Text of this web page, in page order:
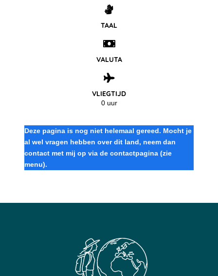
TAAL
VALUTA
VLIEGTIJD
0 uur
Deze pagina is nog niet helemaal gereed. Mocht je
al wel vragen hebben over dit land, neem dan
contact met mij op via de contactpagina (zie
menu).